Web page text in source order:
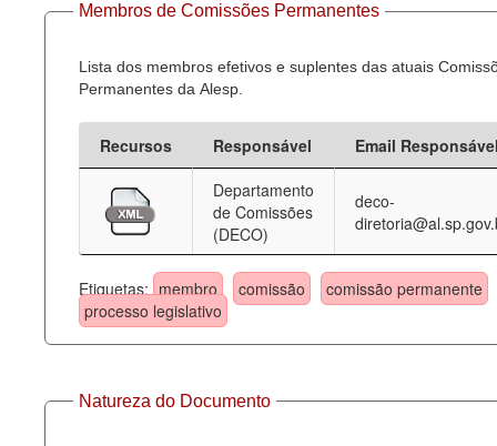
Membros de Comissões Permanentes
Lista dos membros efetivos e suplentes das atuais
Permanentes da Alesp.
Recursos Responsável
Email
Departamento
de Comissões
(DECO)
deco-
Etiquetas: membro comissão
comissão permanente
processo legislativo
Natureza do Documento